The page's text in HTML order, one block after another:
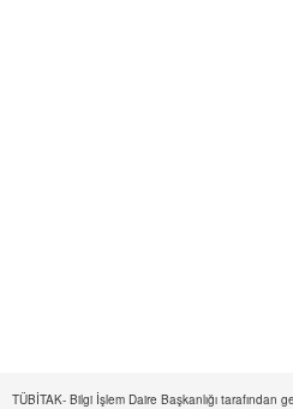
TÜBİTAK- Bilgi İşlem Daire Başkanlığı tarafından